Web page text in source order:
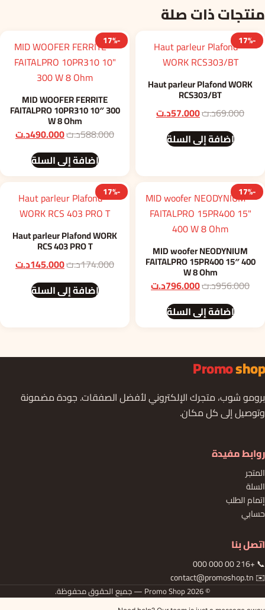
منتجات ذات صلة
-17%
Haut parleur Plafond WORK
RCS303/BT
69.000د.تالسعر
الأصلي
هو:
57.000د.تالسعر
إضافة إلى السلة
-17%
MID WOOFER FERRITE
FAITALPRO 10PR310 10″ 300
W 8 Ohm
588.000د.تالسعر
الأصلي
هو:
588.000د.ت.
490.000د.ت
إضافة إلى السلة
-17%
MID woofer NEODYNIUM
FAITALPRO 15PR400 15″ 400
W 8 Ohm
956.000د.تالسعر
الأصلي
هو:
956.000د.ت.
796.000د.تالسعر
796.000د.ت.
إضافة إلى السلة
-17%
Haut parleur Plafond WORK
RCS 403 PRO T
174.000د.تالسعر
الأصلي
هو:
145.000د.ت
إضافة إلى السلة
Promoshop
برومو شوب، متجرك الإلكتروني لأفضل الصفقات. جودة مضمونة
وتوصيل إلى كل مكان.
روابط مفيدة
المتجر
السلة
إتمام الطلب
حسابي
اتصل بنا
📞 +216 00 000 000
✉️ contact@promoshop.tn
© 2026 Promo Shop — جميع الحقوق محفوظة.